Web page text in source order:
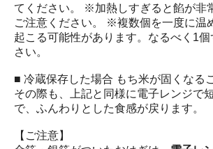
てください。 ※加熱しすぎると餡が非
ご注意ください。 ※複数個を一度に温
起こる可能性があります。なるべく1
さい。
■ 冷蔵保存した場合 もち米が固くなる
その際も、上記と同様に電子レンジで
で、ふんわりとした食感が戻ります。
【ご注意】